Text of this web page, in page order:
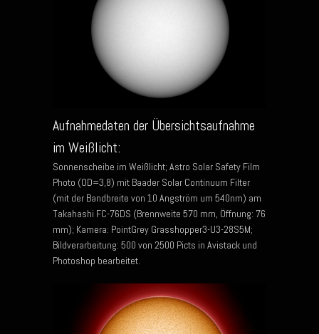
Aufnahmedaten der Übersichtsaufnahme
im Weißlicht:
Sonnenscheibe im Weißlicht; Astro Solar Safety Film
Photo (OD=3,8) mit Baader Solar Continuum Filter
(mit der Bandbreite von 10 Angström um 540nm) am
Takahashi FC-76DS (Brennweite 570 mm, Öffnung: 76
mm); Kamera: PointGrey Grasshopper3-U3-28S5M;
Bildverarbeitung: 500 von 2500 Picts in Avistack und
Photoshop bearbeitet.